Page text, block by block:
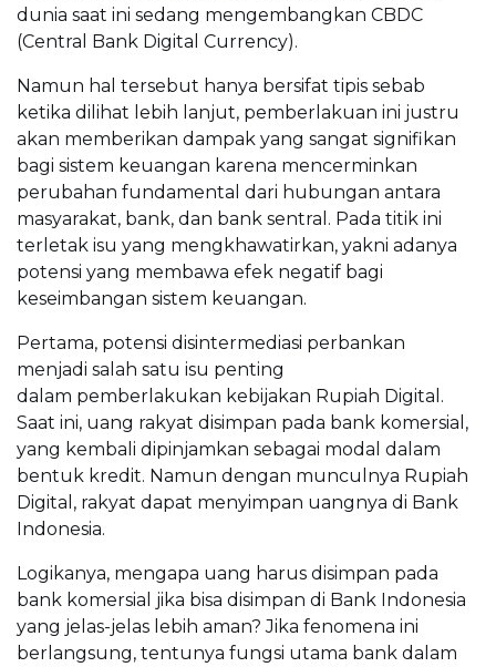
dunia saat ini sedang mengembangkan CBDC
(Central Bank Digital Currency).
Namun hal tersebut hanya bersifat tipis sebab
ketika dilihat lebih lanjut, pemberlakuan ini justru
akan memberikan dampak yang sangat signifikan
bagi sistem keuangan karena mencerminkan
perubahan fundamental dari hubungan antara
masyarakat, bank, dan bank sentral. Pada titik ini
terletak isu yang mengkhawatirkan, yakni adanya
potensi yang membawa efek negatif bagi
keseimbangan sistem keuangan.
Pertama, potensi disintermediasi perbankan
menjadi salah satu isu penting
dalam pemberlakukan kebijakan Rupiah Digital.
Saat ini, uang rakyat disimpan pada bank komersial,
yang kembali dipinjamkan sebagai modal dalam
bentuk kredit. Namun dengan munculnya Rupiah
Digital, rakyat dapat menyimpan uangnya di Bank
Indonesia.
Logikanya, mengapa uang harus disimpan pada
bank komersial jika bisa disimpan di Bank Indonesia
yang jelas-jelas lebih aman? Jika fenomena ini
berlangsung, tentunya fungsi utama bank dalam